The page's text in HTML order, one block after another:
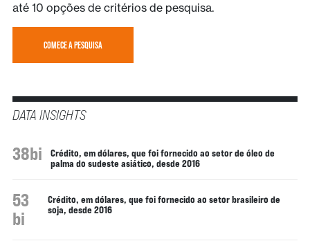
até 10 opções de critérios de pesquisa.
COMECE A PESQUISA
DATA INSIGHTS
38bi
Crédito, em dólares, que foi fornecido ao setor de óleo de
palma do sudeste asiático, desde 2016
53
bi
Crédito, em dólares, que foi fornecido ao setor brasileiro de
soja, desde 2016